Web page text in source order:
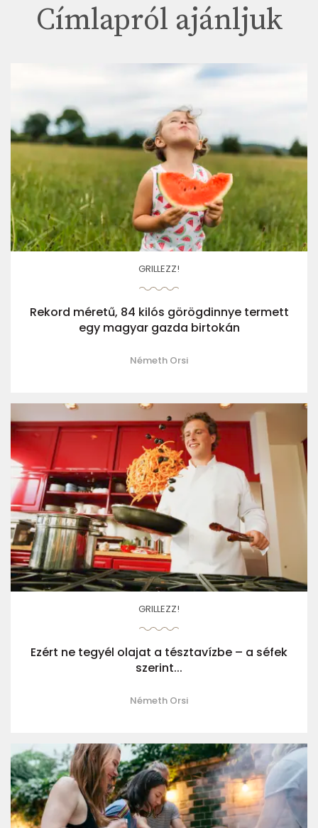
Címlapról ajánljuk
GRILLEZZ!
Rekord méretű, 84 kilós görögdinnye termett
egy magyar gazda birtokán
Németh Orsi
GRILLEZZ!
Ezért ne tegyél olajat a tésztavízbe – a séfek
szerint...
Németh Orsi